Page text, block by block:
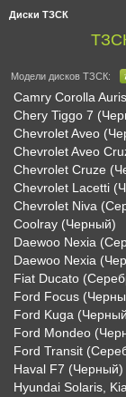
Диски ТЗСК
Модели дисков ТЗСК:
Camry Corolla
Chery Tiggo 7
Chevrolet Aveo
Chevrolet Aveo
Chevrolet Cruze
Chevrolet Lacetti
Chevrolet Niva
Coolray (Черный)
Daewoo Nexia
Daewoo Nexia
Fiat Ducato
Ford Focus
Ford Kuga
Ford Mondeo
Ford Transit
Haval F7 (Черный)
Hyundai Solaris,